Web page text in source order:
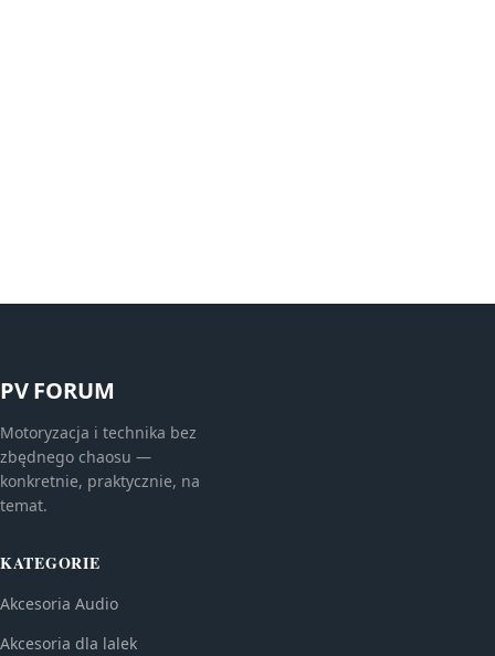
PV FORUM
Motoryzacja i technika bez
zbędnego chaosu —
konkretnie, praktycznie, na
temat.
KATEGORIE
Akcesoria Audio
Akcesoria dla lalek